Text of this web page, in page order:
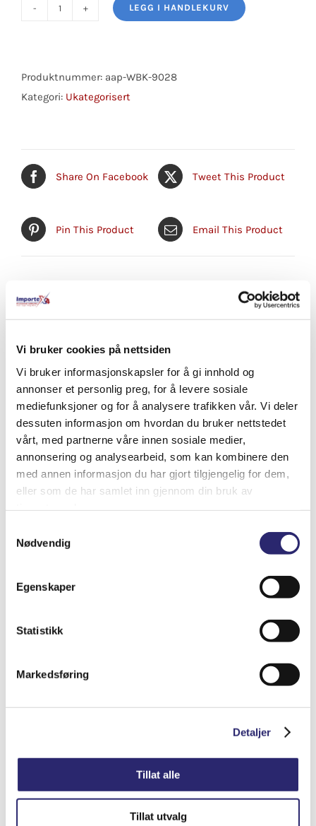
Vi bruker cookies på nettsiden
Vi bruker informasjonskapsler for å gi innhold og
annonser et personlig preg, for å levere sosiale
mediefunksjoner og for å analysere trafikken vår. Vi deler
dessuten informasjon om hvordan du bruker nettstedet
vårt, med partnerne våre innen sosiale medier,
annonsering og analysearbeid, som kan kombinere den
med annen informasjon du har gjort tilgjengelig for dem,
eller som de har samlet inn gjennom din bruk av
Nødvendig
Egenskaper
Statistikk
Markedsføring
Detaljer
Tillat alle
Tillat utvalg
antall
LEGG I HANDLEKURV
Produktnummer: aap-WBK-9028
Kategori: Ukategorisert
Share On Facebook Tweet This Product
Pin This Product Email This Product
Relaterte produkter
STARTER 12V 2,6KW 9T
Detaljer